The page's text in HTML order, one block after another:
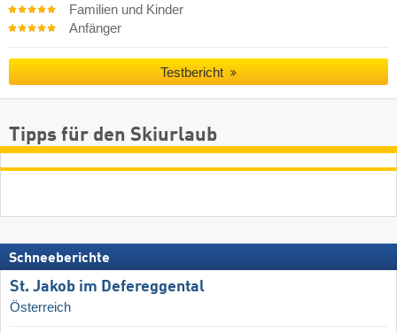
Familien und Kinder
Anfänger
Testbericht
Tipps für den Skiurlaub
Schneeberichte
St. Jakob im Defereggental
Österreich